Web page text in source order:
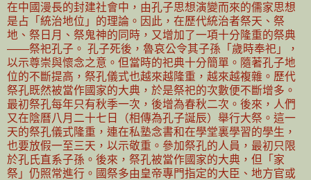
在中國漫長的封建社會中，由孔子思想演變而來的儒家思想
是占「統治地位」的理論。因此，在歷代統治者祭天、祭
地、祭日月、祭鬼神的同時，又增加了一項十分隆重的祭典
——祭祀孔子。 孔子死後，魯哀公令其子孫「歲時奉祀」，
以示尊崇與懷念之意。但當時的祀典十分簡單。隨著孔子地
位的不斷提高，祭孔儀式也越來越隆重，越來越複雜。歷代
祭孔既然被當作國家的大典，於是祭祀的次數便不斷增多。
最初祭孔每年只有秋季一次，後增為春秋二次。後來，人們
又在陰曆八月二十七日（相傳為孔子誕辰）舉行大祭。這一
天的祭孔儀式隆重，連在私塾念書和在學堂裏學習的學生，
也要放假一至三天，以示敬重。參加祭孔的人員，最初只限
於孔氏直系子孫。後來，祭孔被當作國家的大典，但「家
祭」仍照常進行。國祭多由皇帝專門指定的大臣、地方官或